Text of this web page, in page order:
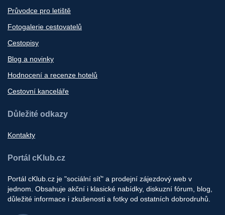
Průvodce pro letiště
Fotogalerie cestovatelů
Cestopisy
Blog a novinky
Hodnocení a recenze hotelů
Cestovní kanceláře
Důležité odkazy
Kontakty
Portál cKlub.cz
Portál cKlub.cz je "sociální síť" a prodejní zájezdový web v
jednom. Obsahuje akční i klasické nabídky, diskuzní fórum, blog,
důležité informace i zkušenosti a fotky od ostatních dobrodruhů.